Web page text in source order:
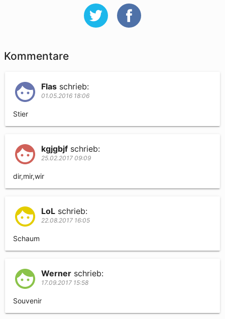
Kommentare
Flas schrieb:
01.05.2016 18:06
Stier
kgjgbjf schrieb:
25.02.2017 09:09
dir,mir,wir
LoL schrieb:
22.08.2017 16:05
Schaum
Werner schrieb:
17.09.2017 15:58
Souvenir